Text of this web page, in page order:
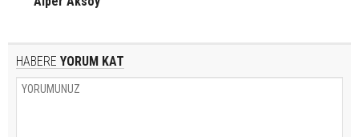
HABERE YORUM KAT